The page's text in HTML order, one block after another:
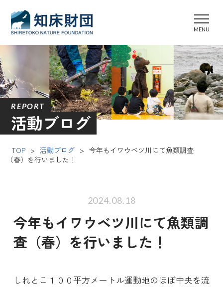
REPORT
活動ブログ
TOP > 活動ブログ > 今年もイワウベツ川にて魚類調査
（春）を行いました！
2024.08.18
今年もイワウベツ川にて魚類調
査（春）を行いました！
しれとこ１００平方メートル運動地のほぼ中央を流